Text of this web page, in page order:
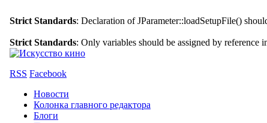
Strict Standards: Declaration of JParameter::loadSetupFile()
Strict Standards: Only variables should be assigned by reference
RSS Facebook
Новости
Колонка главного редактора
Блоги